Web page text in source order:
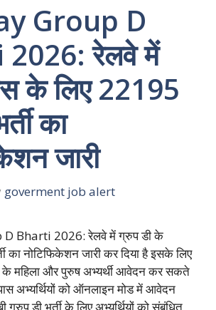
Group D
रेलवे में
के लिए 22195
का
जारी
goverment job alert
Bharti 2026: रेलवे में ग्रुप डी के
का नोटिफिकेशन जारी कर दिया है इसके लिए
के महिला और पुरुष अभ्यर्थी आवेदन कर सकते
अभ्यर्थियों को ऑनलाइन मोड में आवेदन
ग्रुप डी भर्ती के लिए अभ्यर्थियों को संबंधित